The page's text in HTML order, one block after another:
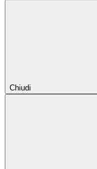
Chiudi